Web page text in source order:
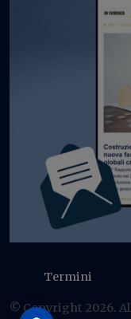
Termini
© Copyright 2026.